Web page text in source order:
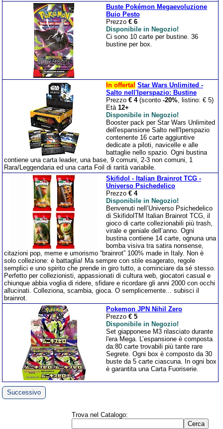
Buste Pokémon Megaevoluzione
Buio Pesto
Prezzo € 6
Disponibile in Negozio!
Ci sono 10 carte per bustine. 36
bustine per box.
In offerta! Star Wars Unlimited -
Salto nell'Iperspazio: Bustine
Prezzo € 4(sconto -20%, listino: € 5)
Età 12+
Disponibile in Negozio!
Booster pack per Star Wars Unlimited
dell'espansione Salto nell'Iperspazio
contenente 16 carte aggiuntive
dedicate a piloti, navicelle e alle
battaglie nello spazio. Ogni bustina
contiene una carta leader, una base, 9 comuni, 2-3 non comuni, 1
Rara/Leggendaria ed una carta Foil di rarità variabile.
Skifidol - Italian Brainrot TCG -
Universo Psichedelico
Prezzo € 4
Disponibile in Negozio!
Benvenuti nell’Universo Psichedelico
di SkifidolTM Italian Brainrot TCG, il
gioco di carte collezionabili più trash,
virale e geniale dell’anno. Ogni
bustina contiene 14 carte, ognuna una
bomba visiva tra satira nonsense,
citazioni pop, meme e umorismo “brainrot” 100% made in Italy. Non è
solo collezione: è battaglia! Ma sempre con stile esagerato, regole
semplici e uno spirito che prende in giro tutto, a cominciare da sé stesso.
Perfetto per collezionisti, appassionati di cultura web, giocatori casual e
chiunque abbia voglia di ridere, sfidare e ricordare gli anni 2000 con occhi
allucinati. Colleziona, scambia, gioca. O semplicemente... subisci il
brainrot.
Pokemon JPN Nihil Zero
Prezzo € 5
Disponibile in Negozio!
Set giapponese M3 rilasciato durante
l'era Mega. L’espansione è composta
da:80 carte trovabili più tante rare
Segrete. Ogni box è composto da 30
buste da 5 carte ciascuna. In ogni box
è garantita una Carta Fuoriserie.
Successivo
Trova nel Catalogo: